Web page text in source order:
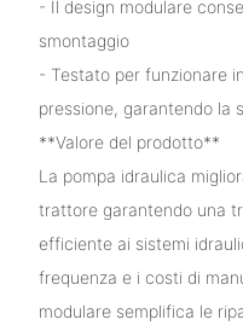
- Il design modulare
smontaggio
- Testato per funzionare
pressione, garantendo la
**Valore del prodotto**
La pompa idraulica
trattore garantendo una
efficiente ai sistemi
frequenza e i costi di
modulare semplifica le